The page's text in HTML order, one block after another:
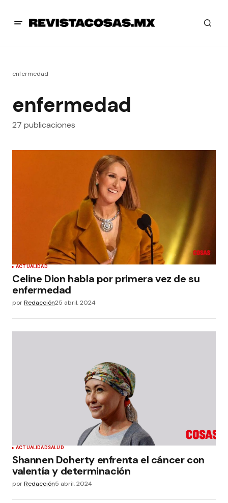
enfermedad
enfermedad
27 publicaciones
ACTUALIDAD
Celine Dion habla por primera vez de su
enfermedad
porRedacción25 abril, 2024
ACTUALIDADSALUD
Shannen Doherty enfrenta el cáncer con
valentía y determinación
porRedacción5 abril, 2024